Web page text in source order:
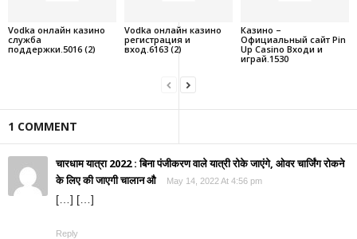
Vodka онлайн казино
служба
поддержки.5016 (2)
Vodka онлайн казино
регистрация и
вход.6163 (2)
Казино –
Официальный сайт Pin
Up Casino Входи и
играй.1530
1 COMMENT
चारधाम यात्रा 2022 : बिना पंजीकरण वाले यात्री रोके जाएंगे, ओवर चार्जिंग रोकने
के लिए की जाएगी चालान औ
May 14, 2022 At 4:56 pm
[…] […]
Reply